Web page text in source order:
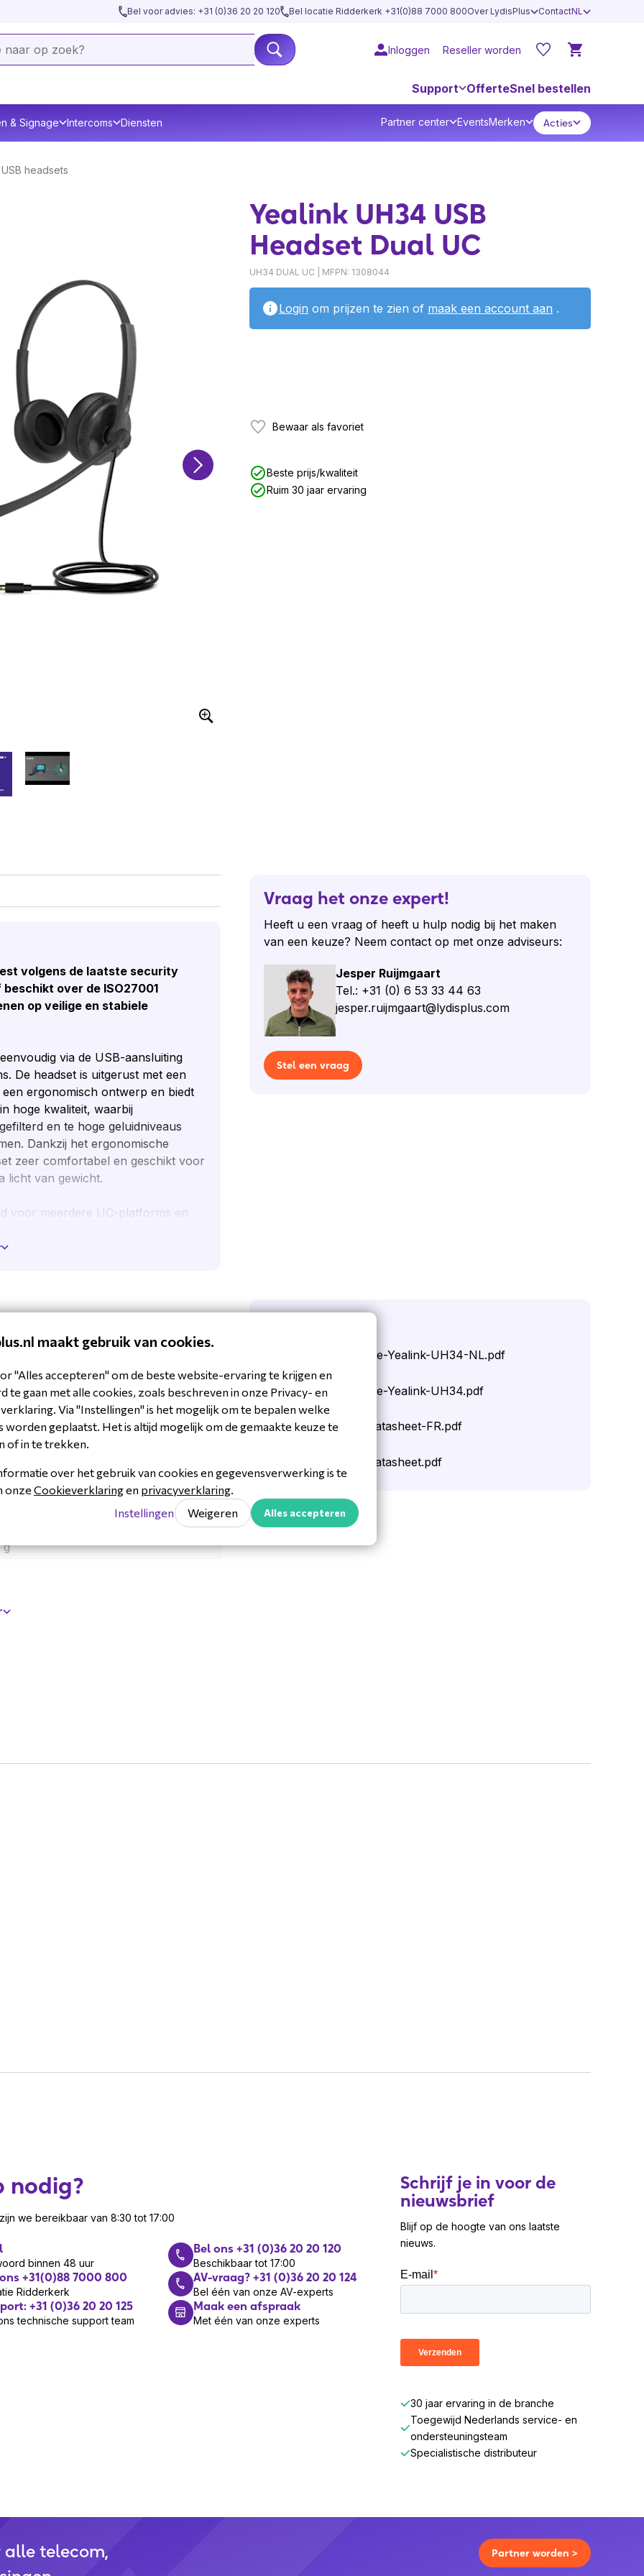
Bel voor advies: +31 (0)36 20 20 120 Bel locatie Ridderkerk +31(0)88 7000 800Over LydisPlus ContactNL
Inloggen Reseller worden
Support OfferteSnel bestellen
& Signage Intercoms Diensten Partner center EventsMerken Acties
headsets
Yealink UH34 USB
Headset Dual UC
UH34 DUAL UC | MFPN: 1308044
Login om prijzen te zien of maak een account aan .
Bewaar als favoriet
Beste prijs/kwaliteit
Ruim 30 jaar ervaring
volgens de laatste security
over de ISO27001
op veilige en stabiele
via de USB-aansluiting
De headset is uitgerust met een
ergonomisch ontwerp en biedt
hoge kwaliteit, waarbij
en te hoge geluidniveaus
Dankzij het ergonomische
zeer comfortabel en geschikt voor
licht van gewicht.
voor meerdere UC-platforms en
en beëindigen, het
UC
staan bekend om hun
cancellation
from acoustic injury
without breaking General
call control unit)
to USB plug)
7/8/8.1/10, Apple Mac OS
g
2.87 kgG.W/CTN: UH34 Mono:
de USB-aansluiting aansluiten
is 2 jaar. Met Lydis Premium Care
en wordt reseller van een
Vraag het onze expert!
Heeft u een vraag of heeft u hulp nodig bij het maken
van een keuze? Neem contact op met onze adviseurs:
Jesper Ruijmgaart
Tel.: +31 (0) 6 53 33 44 63
jesper.ruijmgaart@lydisplus.com
Stel een vraag
- 70 °C
g
Quick-Start-Guide-Yealink-UH34-NL.pdf
Quick-Start-Guide-Yealink-UH34.pdf
Yealink-UH34-Datasheet-FR.pdf
Yealink-UH34-Datasheet.pdf
nodig?
we bereikbaar van 8:30 tot 17:00
binnen 48 uur
Bel ons +31 (0)36 20 20 120
Beschikbaar tot 17:00
+31(0)88 7000 800
Ridderkerk
AV-vraag? +31 (0)36 20 20 124
Bel één van onze AV-experts
+31 (0)36 20 20 125
technische support team
Maak een afspraak
Met één van onze experts
Schrijf je in voor de
nieuwsbrief
Blijf op de hoogte van ons laatste
nieuws.
30 jaar ervaring in de branche
Toegewijd Nederlands service- en
ondersteuningsteam
Specialistische distributeur
telecom,
Partner worden >
maakt gebruik van cookies.
"Alles accepteren" om de beste website-ervaring te krijgen en
te gaan met alle cookies, zoals beschreven in onze Privacy- en
Via "Instellingen" is het mogelijk om te bepalen welke
worden geplaatst. Het is altijd mogelijk om de gemaakte keuze te
of in te trekken.
over het gebruik van cookies en gegevensverwerking is te
onze Cookieverklaringen privacyverklaring
Instellingen
Weigeren Alles accepteren